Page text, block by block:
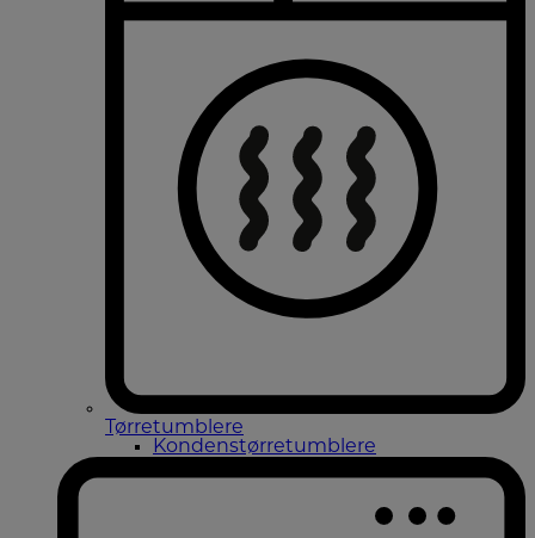
Tørretumblere
Kondenstørretumblere